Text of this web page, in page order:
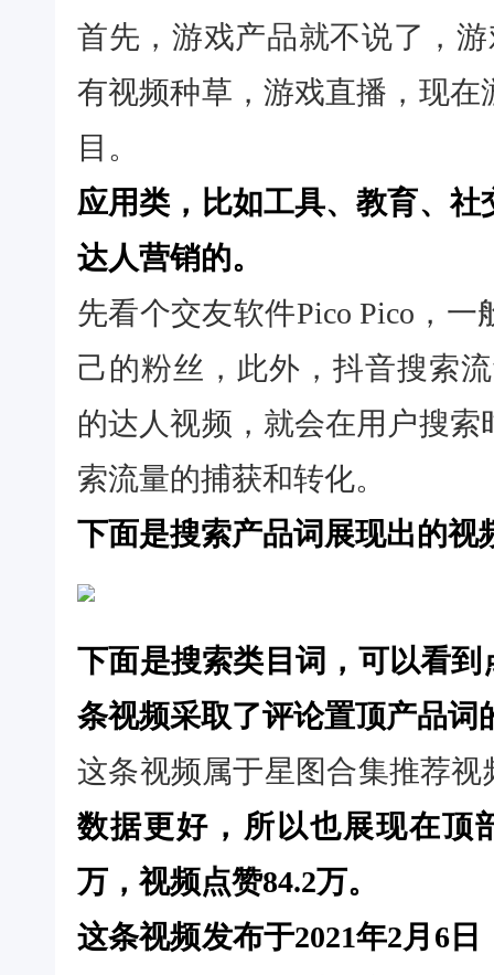
首先，游戏产品就不说了，
有视频种草，游戏直播，现
目。
应用类，比如工具、教育、
达人营销的。
先看个交友软件Pico Pico，
己的粉丝，此外，抖音搜索
的达人视频，就会在用户搜
索流量的捕获和转化。
下面是搜索产品词展现出的视
下面是搜索类目词，可以看到
条视频采取了评论置顶产品
这条视频属于星图合集推荐视
数据更好，所以也展现在顶
万，视频点赞84.2万。
这条视频发布于2021年2月6